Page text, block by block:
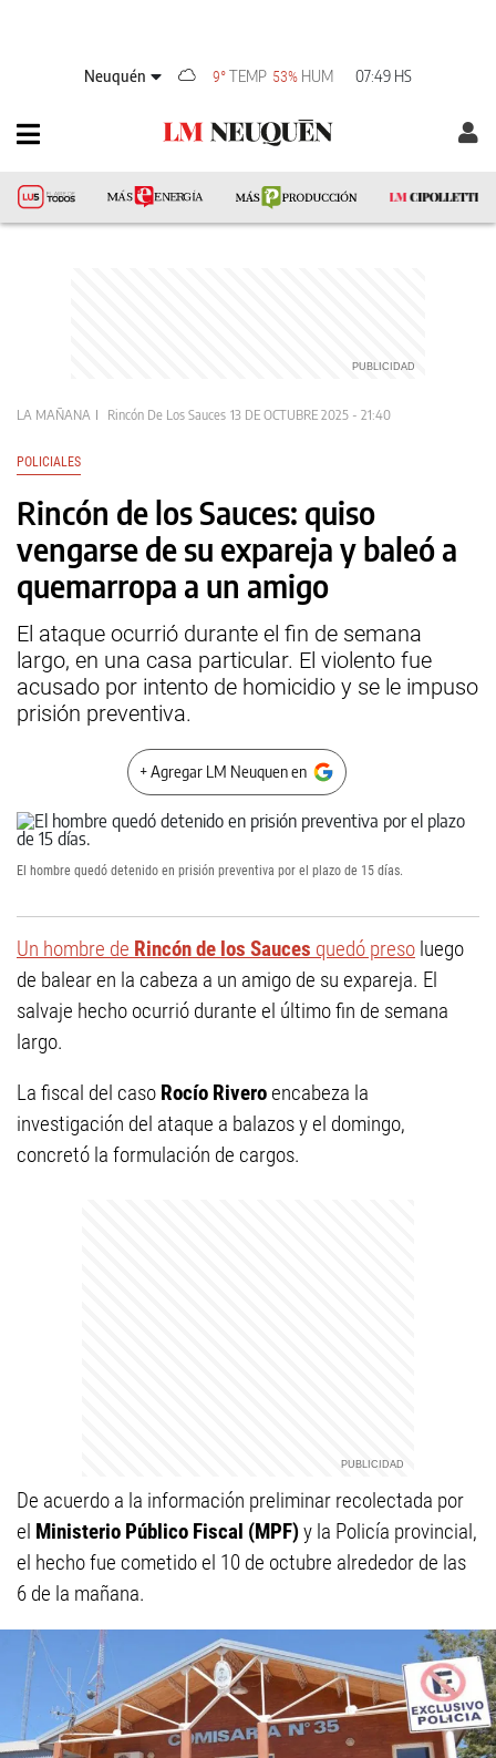
Neuquén 9°TEMP 53% HUM 07:49 HS
LA MAÑANA Rincón De Los Sauces 13 DE OCTUBRE 2025 - 21:40
POLICIALES
Rincón de los Sauces: quiso
vengarse de su expareja y baleó a
quemarropa a un amigo
El ataque ocurrió durante el fin de semana
largo, en una casa particular. El violento fue
acusado por intento de homicidio y se le impuso
prisión preventiva.
+ Agregar LM Neuquen en
El hombre quedó detenido en prisión preventiva por el plazo de 15 días.
Un hombre de Rincón de los Sauces quedó preso luego
de balear en la cabeza a un amigo de su expareja. El
salvaje hecho ocurrió durante el último fin de semana
largo.
La fiscal del caso Rocío Riveroencabeza la
investigación del ataque a balazos y el domingo,
concretó la formulación de cargos.
De acuerdo a la información preliminar recolectada por
el Ministerio Público Fiscal (MPF)y la Policía provincial,
el hecho fue cometido el 10 de octubre alrededor de las
6 de la mañana.